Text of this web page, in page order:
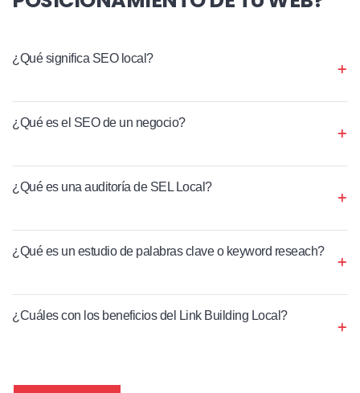
¿Qué significa SEO local?
¿Qué es el SEO de un negocio?
¿Qué es una auditoría de SEL Local?
¿Qué es un estudio de palabras clave o keyword reseach?
¿Cuáles con los beneficios del Link Building Local?